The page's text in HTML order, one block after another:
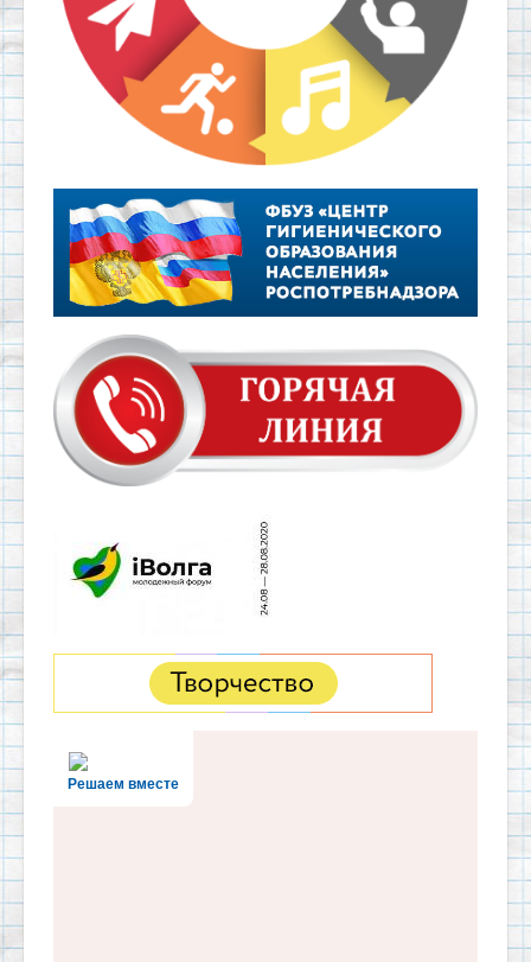
Решаем вместе